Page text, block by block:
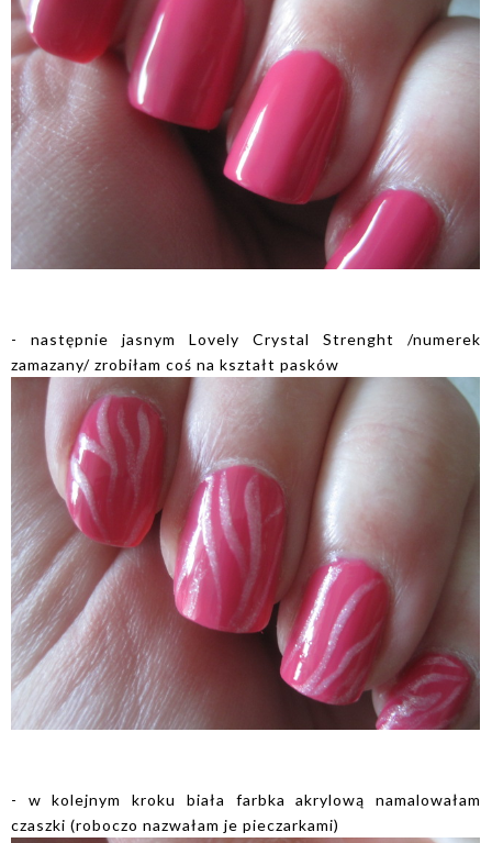
- następnie jasnym Lovely Crystal Strenght /numerek
zamazany/ zrobiłam coś na kształt pasków
- w kolejnym kroku biała farbka akrylową namalowałam
czaszki (roboczo nazwałam je pieczarkami)